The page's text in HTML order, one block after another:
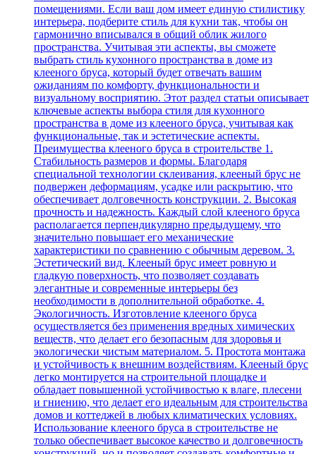
помещениями. Если ваш дом имеет единую стилистику
интерьера, подберите стиль для кухни так, чтобы он
гармонично вписывался в общий облик жилого
пространства. Учитывая эти аспекты, вы сможете
выбрать стиль кухонного пространства в доме из
клееного бруса, который будет отвечать вашим
ожиданиям по комфорту, функциональности и
визуальному восприятию. Этот раздел статьи описывает
ключевые аспекты выбора стиля для кухонного
пространства в доме из клееного бруса, учитывая как
функциональные, так и эстетические аспекты.
Преимущества клееного бруса в строительстве 1.
Стабильность размеров и формы. Благодаря
специальной технологии склеивания, клееный брус не
подвержен деформациям, усадке или раскрытию, что
обеспечивает долговечность конструкции. 2. Высокая
прочность и надежность. Каждый слой клееного бруса
располагается перпендикулярно предыдущему, что
значительно повышает его механические
характеристики по сравнению с обычным деревом. 3.
Эстетический вид. Клееный брус имеет ровную и
гладкую поверхность, что позволяет создавать
элегантные и современные интерьеры без
необходимости в дополнительной обработке. 4.
Экологичность. Изготовление клееного бруса
осуществляется без применения вредных химических
веществ, что делает его безопасным для здоровья и
экологически чистым материалом. 5. Простота монтажа
и устойчивость к внешним воздействиям. Клееный брус
легко монтируется на строительной площадке и
обладает повышенной устойчивостью к влаге, плесени
и гниению, что делает его идеальным для строительства
домов и коттеджей в любых климатических условиях.
Использование клееного бруса в строительстве не
только обеспечивает высокое качество и долговечность